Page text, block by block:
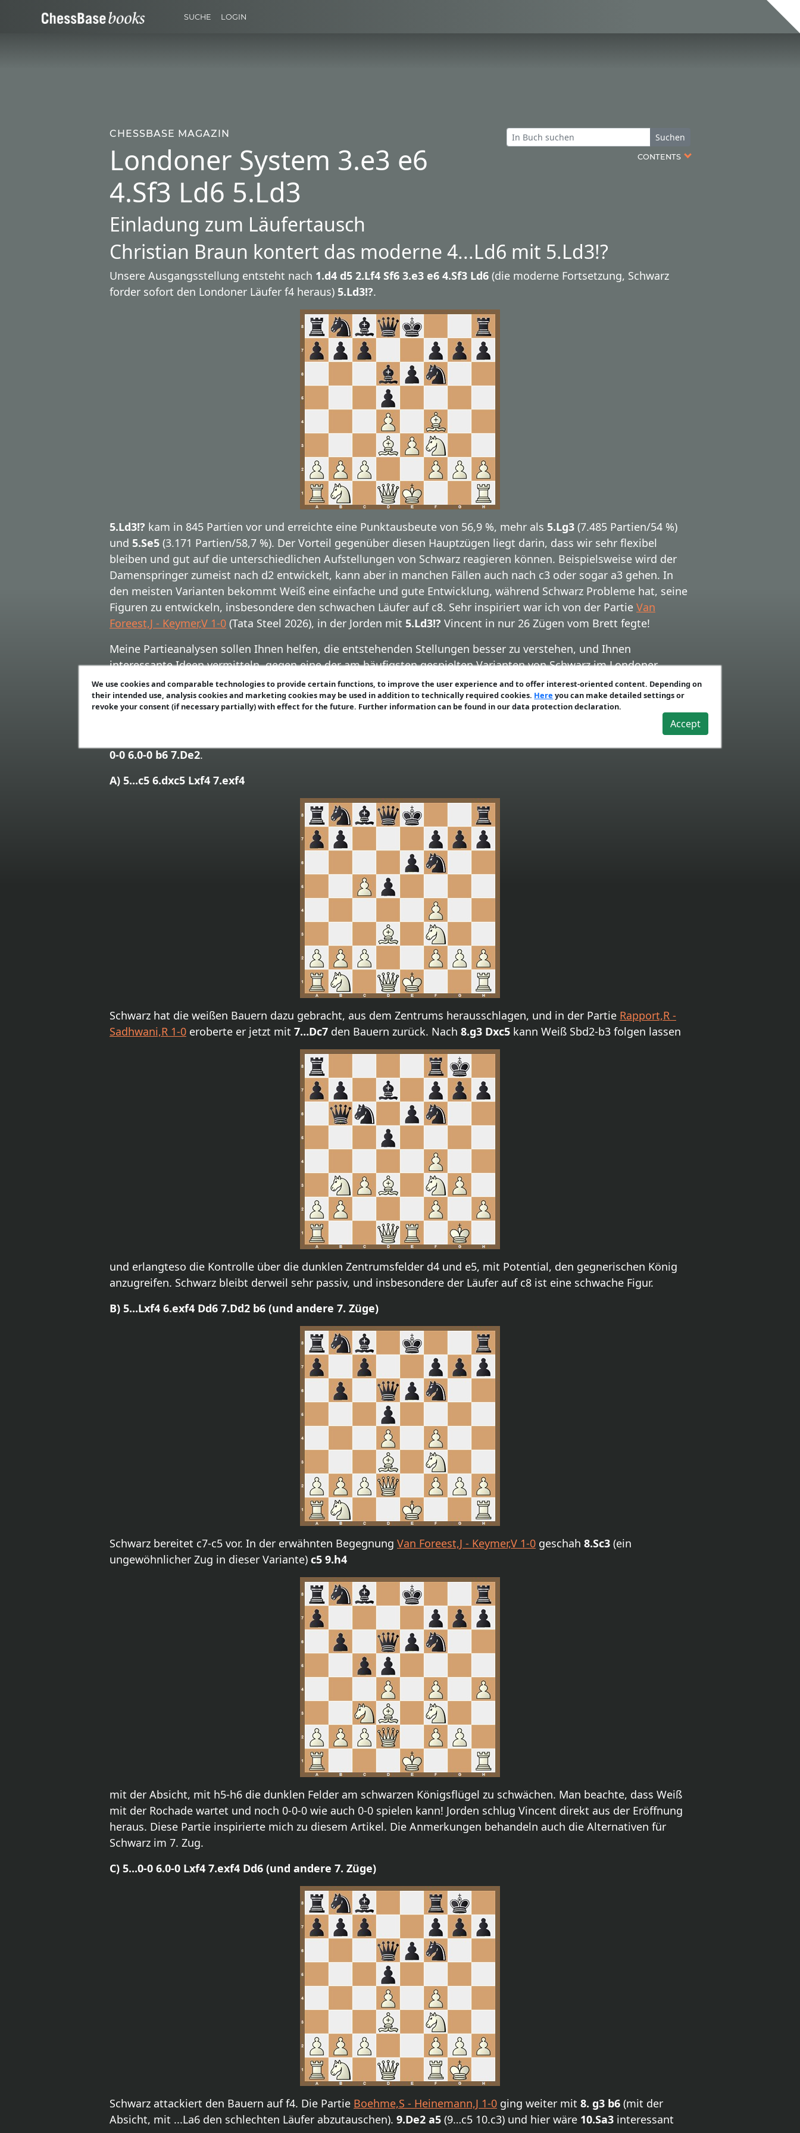
SUCHE LOGIN
We use cookies and comparable technologies to provide certain functions, to improve the user experience and to offer interest-oriented content. Depending on
their intended use, analysis cookies and marketing cookies may be used in addition to technically required cookies. Here you can make detailed settings or
revoke your consent (if necessary partially) with effect for the future. Further information can be found in our data protection declaration.
Accept
CHESSBASE MAGAZIN
Londoner System 3.e3 e6
4.Sf3 Ld6 5.Ld3
Suchen
CONTENTS
Einladung zum Läufertausch
Christian Braun kontert das moderne 4...Ld6 mit 5.Ld3!?
Unsere Ausgangsstellung entsteht nach 1.d4 d5 2.Lf4 Sf6 3.e3 e6 4.Sf3 Ld6 (die moderne Fortsetzung, Schwarz
forder sofort den Londoner Läufer f4 heraus) 5.Ld3!?.
5.Ld3!? kam in 845 Partien vor und erreichte eine Punktausbeute von 56,9 %, mehr als 5.Lg3 (7.485 Partien/54 %)
und 5.Se5 (3.171 Partien/58,7 %). Der Vorteil gegenüber diesen Hauptzügen liegt darin, dass wir sehr flexibel
bleiben und gut auf die unterschiedlichen Aufstellungen von Schwarz reagieren können. Beispielsweise wird der
Damenspringer zumeist nach d2 entwickelt, kann aber in manchen Fällen auch nach c3 oder sogar a3 gehen. In
den meisten Varianten bekommt Weiß eine einfache und gute Entwicklung, während Schwarz Probleme hat, seine
Figuren zu entwickeln, insbesondere den schwachen Läufer auf c8. Sehr inspiriert war ich von der Partie Van
Foreest,J - Keymer,V 1-0 (Tata Steel 2026), in der Jorden mit 5.Ld3!? Vincent in nur 26 Zügen vom Brett fegte!
Meine Partieanalysen sollen Ihnen helfen, die entstehenden Stellungen besser zu verstehen, und Ihnen
interessante Ideen vermitteln, gegen eine der am häufigsten gespielten Varianten von Schwarz im Londoner
System!
Ich werde die folgenden Fortsetzungen besprechen:A) 5…c5 6.dxc5 Lxf4 7.exf4, B) 5…Lxf4 6.exf4 Dd6 7.Dd2 b6
D) 5…0-0 6.0-0 c5 7.dxc5 Lxc5 8.Sbd2 Sc6
G) 5…
0-0 6.0-0 b6 7.De2.
A) 5...c5 6.dxc5 Lxf4 7.exf4
Schwarz hat die weißen Bauern dazu gebracht, aus dem Zentrums herausschlagen, und in der Partie Rapport,R -
Sadhwani,R 1-0 eroberte er jetzt mit 7…Dc7 den Bauern zurück. Nach 8.g3 Dxc5 kann Weiß Sbd2-b3 folgen lassen
und erlangteso die Kontrolle über die dunklen Zentrumsfelder d4 und e5, mit Potential, den gegnerischen König
anzugreifen. Schwarz bleibt derweil sehr passiv, und insbesondere der Läufer auf c8 ist eine schwache Figur.
B) 5...Lxf4 6.exf4 Dd6 7.Dd2 b6 (und andere 7. Züge)
Schwarz bereitet c7-c5 vor. In der erwähnten Begegnung Van Foreest,J - Keymer,V 1-0 geschah 8.Sc3 (ein
ungewöhnlicher Zug in dieser Variante) c5 9.h4
mit der Absicht, mit h5-h6 die dunklen Felder am schwarzen Königsflügel zu schwächen. Man beachte, dass Weiß
mit der Rochade wartet und noch 0-0-0 wie auch 0-0 spielen kann! Jorden schlug Vincent direkt aus der Eröffnung
heraus. Diese Partie inspirierte mich zu diesem Artikel. Die Anmerkungen behandeln auch die Alternativen für
Schwarz im 7. Zug.
C) 5...0-0 6.0-0 Lxf4 7.exf4 Dd6 (und andere 7. Züge)
Schwarz attackiert den Bauern auf f4. Die Partie Boehme,S - Heinemann,J 1-0 ging weiter mit 8. g3 b6 (mit der
Absicht, mit ...La6 den schlechten Läufer abzutauschen). 9.De2 a5 (9…c5 10.c3) und hier wäre 10.Sa3 interessant